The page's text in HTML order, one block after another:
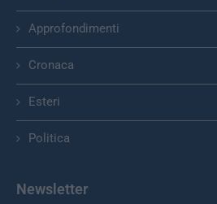
Approfondimenti
Cronaca
Esteri
Politica
Newsletter